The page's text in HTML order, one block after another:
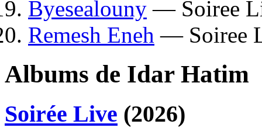
Byesealouny — Soiree
Remesh Eneh — Soiree
Albums de Idar Hatim
Soirée Live (2026)